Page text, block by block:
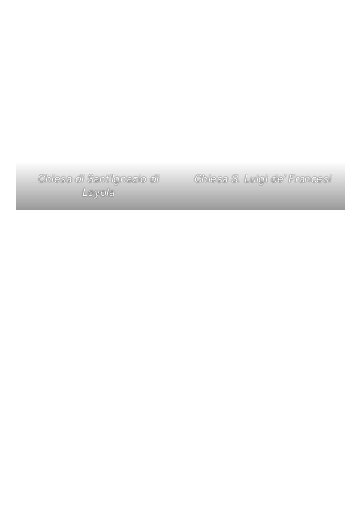
Chiesa di Sant’Ignazio di
Loyola
Chiesa S. Luigi de’ Francesi